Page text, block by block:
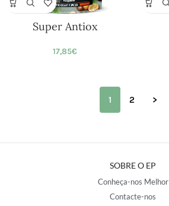
Super Antiox
17,85€
1 2 >
SOBRE O EP
Conheça-nos Melhor
Contacte-nos